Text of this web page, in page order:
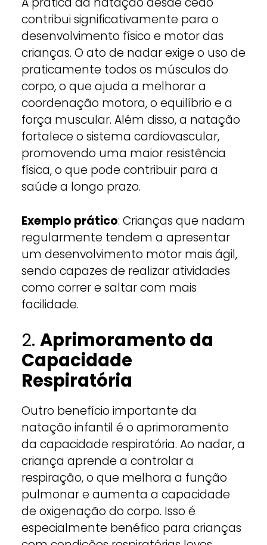
contribui significativamente para o
desenvolvimento físico e motor das
crianças. O ato de nadar exige o uso de
praticamente todos os músculos do
corpo, o que ajuda a melhorar a
coordenação motora, o equilíbrio e a
força muscular. Além disso, a natação
fortalece o sistema cardiovascular,
promovendo uma maior resistência
física, o que pode contribuir para a
saúde a longo prazo.
Exemplo prático: Crianças que nadam
regularmente tendem a apresentar
um desenvolvimento motor mais ágil,
sendo capazes de realizar atividades
como correr e saltar com mais
facilidade.
2. Aprimoramento da
Capacidade
Respiratória
Outro benefício importante da
natação infantil é o aprimoramento
da capacidade respiratória. Ao nadar, a
criança aprende a controlar a
respiração, o que melhora a função
pulmonar e aumenta a capacidade
de oxigenação do corpo. Isso é
especialmente benéfico para crianças